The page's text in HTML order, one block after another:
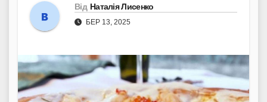
Від Наталія Лисенко
БЕР 13, 2025